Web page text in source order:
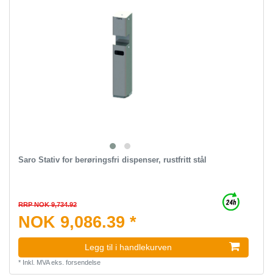
Saro Stativ for berøringsfri dispenser, rustfritt stål
RRP NOK 9,734.92
NOK 9,086.39 *
Legg til i handlekurven
* Inkl. MVAeks. forsendelse